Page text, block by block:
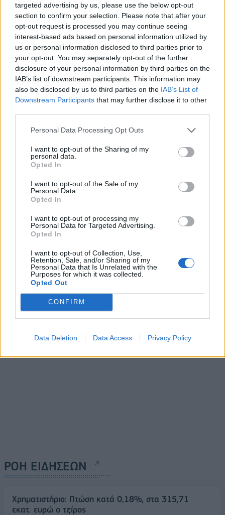
targeted advertising by us, please use the below opt-out
section to confirm your selection. Please note that after your
opt-out request is processed you may continue seeing
interest-based ads based on personal information utilized by
us or personal information disclosed to third parties prior to
your opt-out. You may separately opt-out of the further
disclosure of your personal information by third parties on the
IAB’s list of downstream participants. This information may
also be disclosed by us to third parties on the IAB’s List of
Downstream Participants that may further disclose it to other
Personal Data Processing Opt Outs
I want to opt-out of the Sharing of my
personal data.
Opted In
I want to opt-out of the Sale of my
Personal Data.
Opted In
I want to opt-out of processing my
Personal Data for Targeted Advertising.
Opted In
I want to opt-out of Collection, Use,
Retention, Sale, and/or Sharing of my
Personal Data that Is Unrelated with the
Purposes for which it was collected.
Opted Out
CONFIRM
Data Deletion Data Access Privacy Policy
VW: Η δύσκολη εξίσωση της
αναδιάρθρωσης
Alpha Bank: Για πρώτη φορά το
Αρχαίο Θέατρο Επιδαύρου
άνοιξε τις πύλες του σε όλους
ESG Report 2025: Πώς η ΑΒ Βασιλόπουλος μετατρέπει τη
βιωσιμότητα σε καθημερινή πράξη
ΠΕΡΙΣΣΌΤΕΡΑ ΣΕ ΑΥΤΉ ΤΗΝ ΚΑΤΗΓΟΡΊΑ
Τουρισμός για Όλους:
Τεχνικό σφάλμα στον
πίνακα απορριφθεισών
αιτήσεων δικαιούχων
28/07/2021 - 11:16
Το αμερικανικό CDC έδωσε
οδηγία για αποφυγή
ΡΟΗ ΕΙΔΗΣΕΩΝ
Χρηματιστήριο: Πτώση κατά 0,18%, στα 315,71
εκατ. ευρώ ο τζίρος